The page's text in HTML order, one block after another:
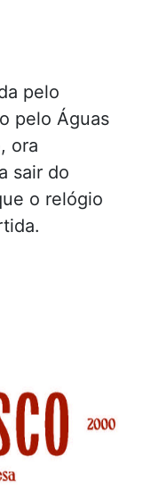
pelo
pelo Águas
ora
sair do
o relógio